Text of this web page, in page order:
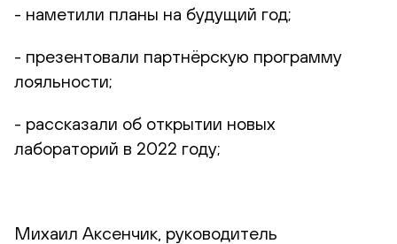
- наметили планы на будущий год;
- презентовали партнёрскую программу
лояльности;
- рассказали об открытии новых
лабораторий в 2022 году;
Михаил Аксенчик, руководитель